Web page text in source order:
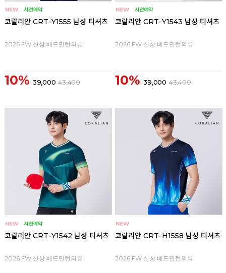
코랄리안 CRT-Y1555 남성 티셔츠
2026 FW 신상 배드민턴의류
10% 39,000 43,400
코랄리안 CRT-Y1543 남성 티셔츠
2026 FW 신상 배드민턴의류
10% 39,000 43,400
코랄리안 CRT-Y1542 남성 티셔츠
2026 FW 신상 배드민턴의류
코랄리안 CRT-H1558 남성 티셔츠
2026 FW 신상 배드민턴의류